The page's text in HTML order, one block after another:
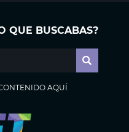
QUE BUSCABAS?
AQUÍ